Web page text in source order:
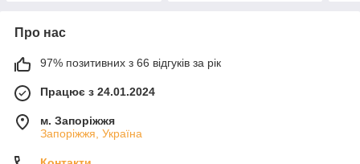
Про нас
97% позитивних з 66 відгуків за рік
Працює з 24.01.2024
м. Запоріжжя
Запоріжжя, Україна